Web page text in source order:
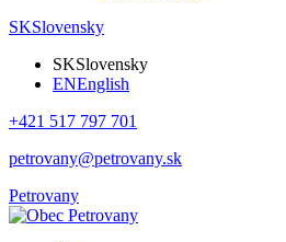
SKSlovensky
SKSlovensky
ENEnglish
+421 517 797 701
petrovany@petrovany.sk
Petrovany